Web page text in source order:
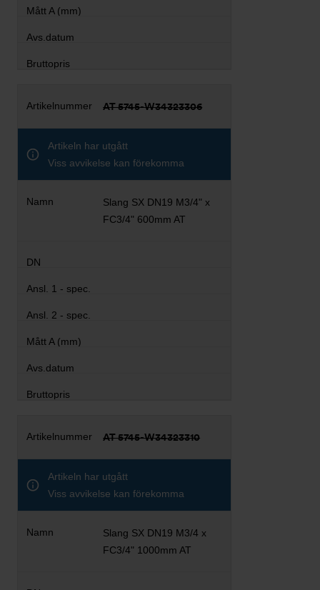
AT 5745-W34323306
Artikeln har utgått
Viss avvikelse kan förekomma
Slang SX DN19 M3/4" x
FC3/4" 600mm AT
AT 5745-W34323310
Artikeln har utgått
Viss avvikelse kan förekomma
Slang SX DN19 M3/4 x
FC3/4" 1000mm AT